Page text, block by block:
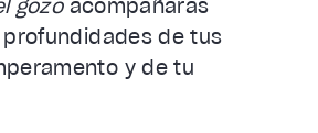
gozoacompañarás
de tus
y de tu